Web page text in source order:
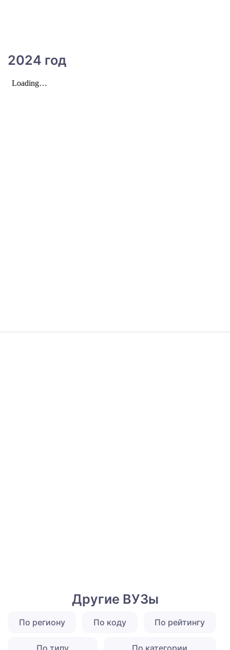
2024 год
Другие ВУЗы
По региону По коду По рейтингу